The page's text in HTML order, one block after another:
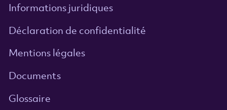
Informations juridiques
Déclaration de confidentialité
Mentions légales
Documents
Glossaire